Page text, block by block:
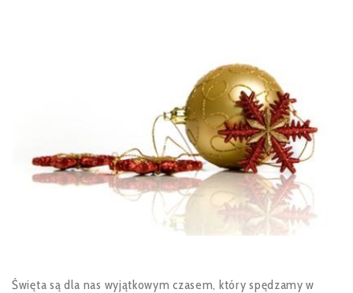
Święta są dla nas wyjątkowym czasem, który spędzamy w